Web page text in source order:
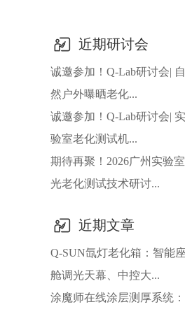
近期研讨会
诚邀参加！Q-Lab研讨会| 自
然户外曝晒老化...
诚邀参加！Q-Lab研讨会| 实
验室老化测试机...
期待再聚！2026广州实验室
光老化测试技术研讨...
近期文章
Q-SUN氙灯老化箱：智能座
舱调光天幕、中控大...
涂魔师在线涂层测厚系统：